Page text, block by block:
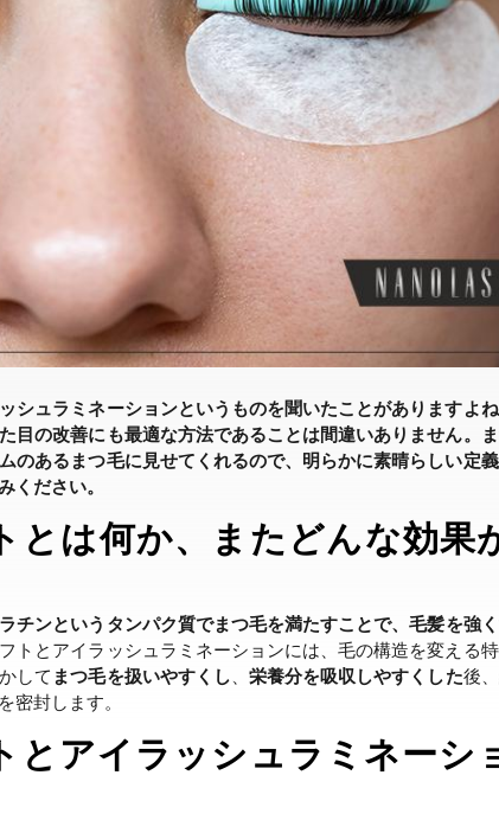
シュラミネーションというものを聞いたことがありますよ
目の改善にも最適な方法であることは間違いありません。
のあるまつ毛に見せてくれるので、明らかに素晴らしい定
ください。
とは何か、またどんな効果
チンというタンパク質でまつ毛を満たすことで、毛髪を強
トとアイラッシュラミネーションには、毛の構造を変える
して まつ毛を扱いやすくし、 栄養分を吸収しやすくした後
密封します。
とアイラッシュラミネーシ